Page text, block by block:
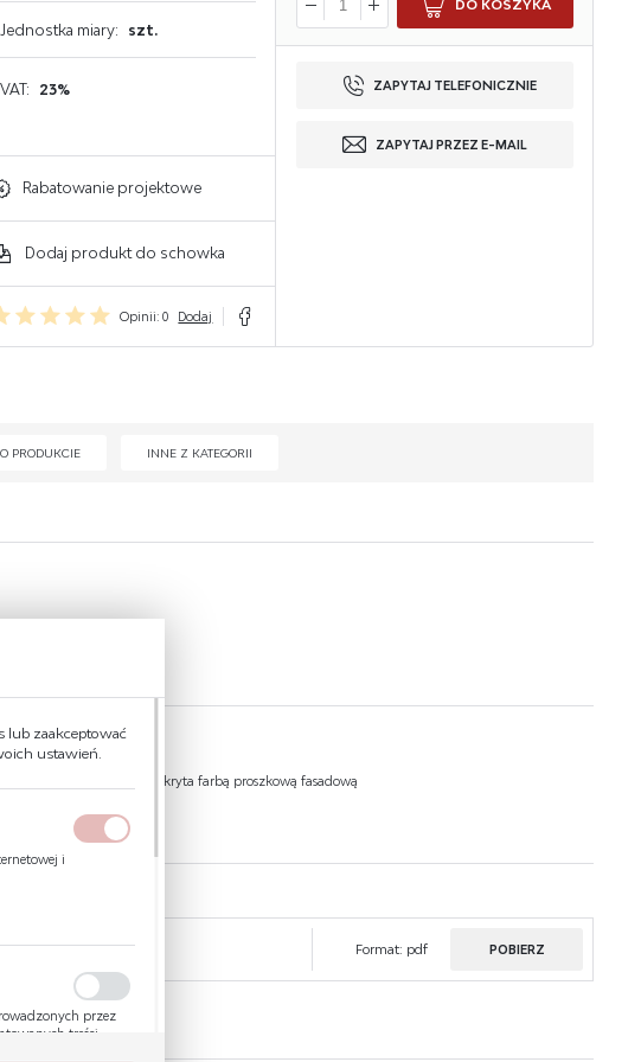
Jednostka miary: szt.
VAT: 23%
Rabatowanie projektowe
Dodaj produkt do schowka
Opinii: 0 Dodaj
DO KOSZYKA
ZAPYTAJ TELEFONICZNIE
ZAPYTAJ PRZEZ E-MAIL
PRODUKCIE INNE Z KATEGORII
stalowa ocynkowana pokryta farbą proszkową fasadową
Format: pdf POBIERZ
lub zaakceptować
ustawień.
i
Dzięki plikom
przez
treści.